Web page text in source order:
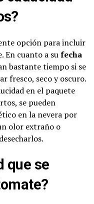
opción para incluir
En cuanto a sufecha
bastante tiempo si se
fresco, seco y oscuro.
en el paquete
se pueden
en la nevera por
olor extraño o
que se